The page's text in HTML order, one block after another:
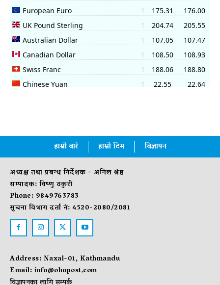
हाम्रो बारे हाम्रो टिम विज्ञापन
अध्यक्ष तथा प्रबन्ध निर्देशक - अनिल श्रेष्ठ
सम्पादक: विष्णु ठकुरी
Phone: 9849763783
सूचना विभाग दर्ता नं: 4520-2080/2081
Address: Naxal-01, Kathmandu
Email:info@ohopost.com